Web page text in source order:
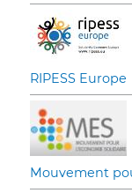
RIPESS Europe
Mouvement